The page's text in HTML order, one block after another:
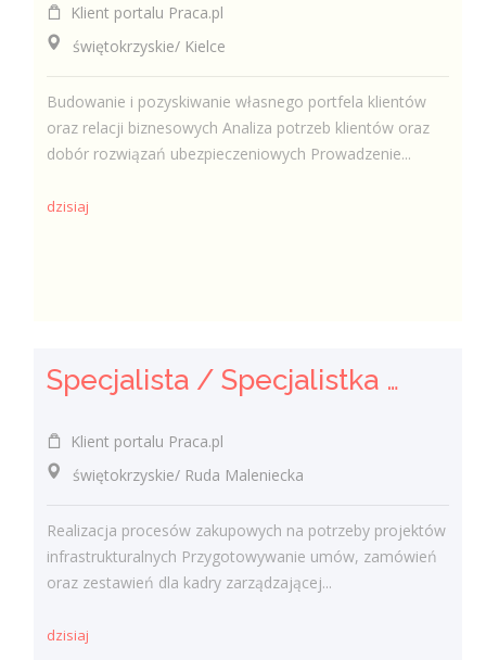
Klient portalu Praca.pl
świętokrzyskie/ Kielce
Budowanie i pozyskiwanie własnego portfela klientów
oraz relacji biznesowych Analiza potrzeb klientów oraz
dobór rozwiązań ubezpieczeniowych Prowadzenie...
dzisiaj
Specjalista / Specjalistka ds. Zakupów
Klient portalu Praca.pl
świętokrzyskie/ Ruda Maleniecka
Realizacja procesów zakupowych na potrzeby projektów
infrastrukturalnych Przygotowywanie umów, zamówień
oraz zestawień dla kadry zarządzającej...
dzisiaj